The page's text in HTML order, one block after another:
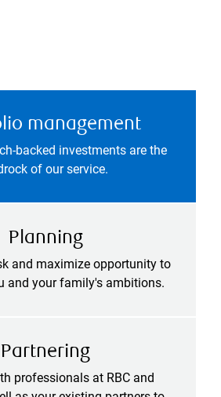
management
backed investments are the
of our service.
Planning
and maximize opportunity to
and your family's ambitions.
Partnering
professionals at RBC and